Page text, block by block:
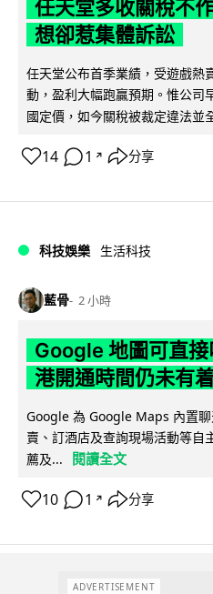
任天堂多收關稅不
想卻惹集體訴訟
任天堂公布首季業績，受遊戲熱
動，盈利大幅跑贏預期。惟公司
國定價，如今關稅被裁定違法並
14 1 ↗ 分享
科技娛樂 生活科技
藍骨 2 小時
Google 地圖可直
港開通時間仍未有
Google 為 Google Maps 內置
賣、訂酒店及查詢現場活動等自
薦及...
閱讀全文
10 1 ↗ 分享
ADVERTISEMENT